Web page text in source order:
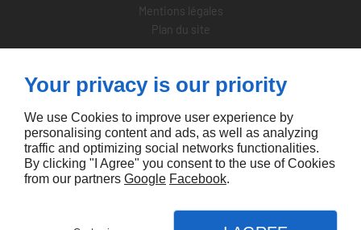
Mentions légales
Plan du site
Your privacy is our priority
We use Cookies to improve user experience by
personalising content and ads, as well as analyzing
traffic and optimizing social networks functionalities.
By clicking "I Agree" you consent to the use of Cookies
from our partners Google Facebook.